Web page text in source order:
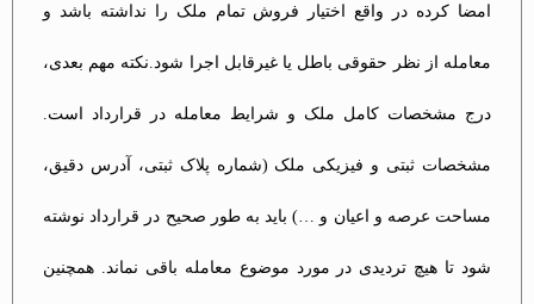
امضا کرده در واقع اختیار فروش تمام ملک را نداشته باشد و
معامله از نظر حقوقی باطل یا غیرقابل اجرا شود.نکته مهم بعدی،
درج مشخصات کامل ملک و شرایط معامله در قرارداد است.
مشخصات ثبتی و فیزیکی ملک (شماره پلاک ثبتی، آدرس دقیق،
مساحت عرصه و اعیان و …) باید به طور صحیح در قرارداد نوشته
شود تا هیچ تردیدی در مورد موضوع معامله باقی نماند. همچنین